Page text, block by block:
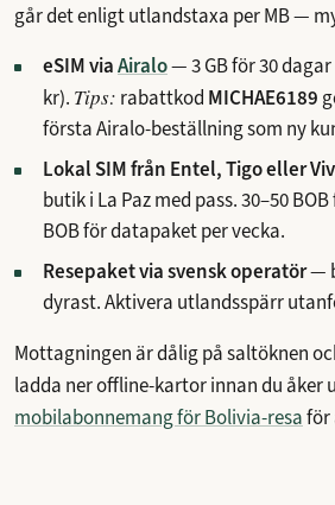
går det enligt utlandstaxa per MB —
eSIM viaAiralo—3 GB för 30
kr). Tips: rabattkod MICHAE6189
första Airalo-beställning som ny
Lokal SIM från Entel, Tigo eller
butik i La Paz med pass. 30–50
BOB för datapaket per vecka.
Resepaket via svensk operatör—
dyrast. Aktivera utlandsspärr
Mottagningen är dålig på saltöknen
ladda ner offline-kartor innan du åker
mobilabonnemang för Bolivia-resaför